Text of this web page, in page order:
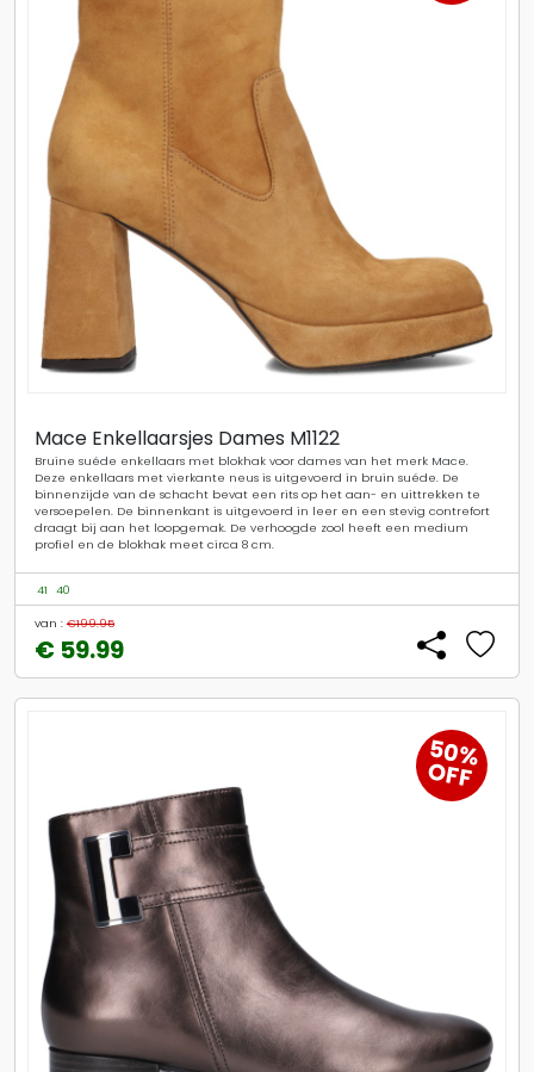
Mace Enkellaarsjes Dames M1122
Bruine suéde enkellaars met blokhak voor dames van het merk Mace.
Deze enkellaars met vierkante neus is uitgevoerd in bruin suéde. De
binnenzijde van de schacht bevat een rits op het aan- en uittrekken te
versoepelen. De binnenkant is uitgevoerd in leer en een stevig contrefort
draagt bij aan het loopgemak. De verhoogde zool heeft een medium
profiel en de blokhak meet circa 8 cm.
41 40
van : €199.95
€ 59.99
50%
OFF